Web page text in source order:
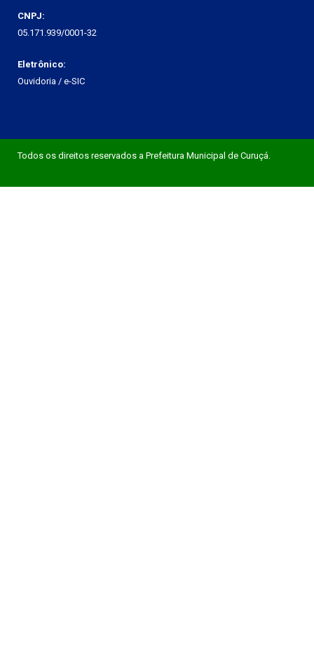
CNPJ:
05.171.939/0001-32
Eletrônico:
Ouvidoria / e-SIC
Todos os direitos reservados a Prefeitura Municipal de Curuçá.